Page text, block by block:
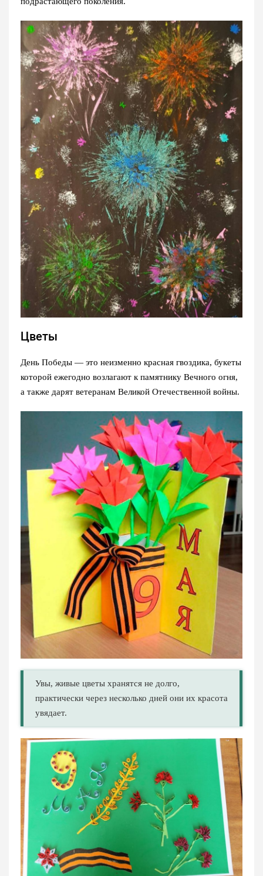
Цветы
День Победы — это неизменно красная гвоздика, букеты
которой ежегодно возлагают к памятнику Вечного огня,
а также дарят ветеранам Великой Отечественной войны.
Увы, живые цветы хранятся не долго,
практически через несколько дней они их красота
увядает.